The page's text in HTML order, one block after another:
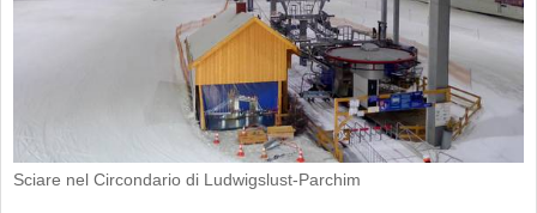
Sciare nel Circondario di Ludwigslust-Parchim